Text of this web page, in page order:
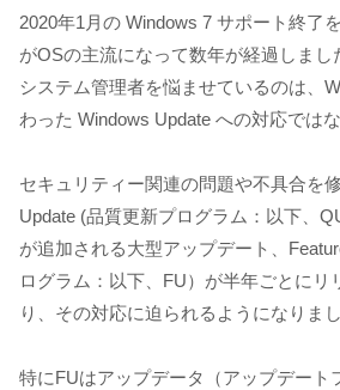
2020年1月の Windows 7 サポート終了
がOSの主流になって数年が経過しまし
システム管理者を悩ませているのは、
わった Windows Update への対応では
セキュリティー関連の問題や不具合を
Update (品質更新プログラム：以下、
が追加される大型アップデート、
ログラム：以下、FU）が半年ごとにリ
り、その対応に迫られるようになりまし
特にFUはアップデータ（アップデート